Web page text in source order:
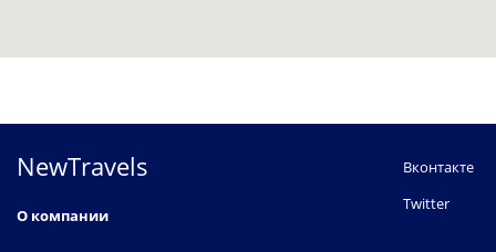
NewTravels
О компании
Вконтакте
Twitter